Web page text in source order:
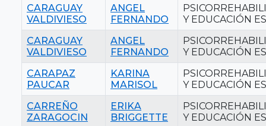
CARAGUAY
VALDIVIESO
ANGEL
FERNANDO
Y EDUCACIÓN
CARAGUAY
VALDIVIESO
ANGEL
FERNANDO
Y EDUCACIÓN
CARAPAZ
PAUCAR
KARINA
MARISOL
Y EDUCACIÓN
CARREÑO
ZARAGOCIN
ERIKA
BRIGGETTE
Y EDUCACIÓN